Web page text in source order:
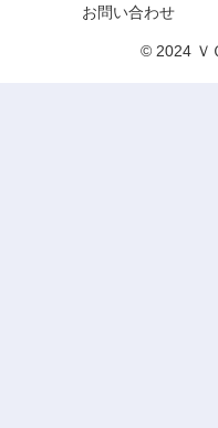
お問い合わせ
© 2024 Ｖ